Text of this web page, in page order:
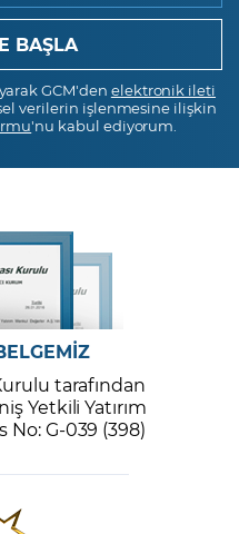
GCM'den elektronik ileti
verilerin işlenmesine ilişkin
'nu kabul ediyorum.
tarafından
Yetkili Yatırım
No: G-039 (398)